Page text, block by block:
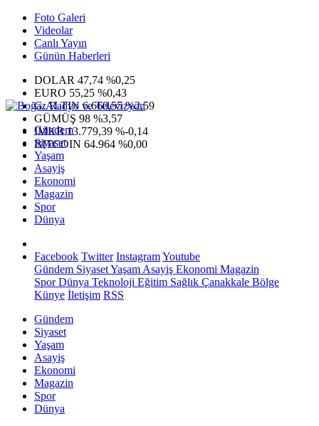
Foto Galeri
Videolar
Canlı Yayın
Günün Haberleri
DOLAR 47,74 %0,25
EURO 55,25 %0,43
G.ALTIN6.660,55 %2,59
GÜMÜŞ 98 %3,57
IMKB13.779,39 %-0,14
BITCOIN 64.964 %0,00
Gündem
Siyaset
Yaşam
Asayiş
Ekonomi
Magazin
Spor
Dünya
Facebook Twitter InstagramYoutube
Gündem SiyasetYaşam Asayiş Ekonomi Magazin
SporDünya Teknoloji Eğitim Sağlık Çanakkale Bölge
Künye İletişim RSS
Gündem
Siyaset
Yaşam
Asayiş
Ekonomi
Magazin
Spor
Dünya